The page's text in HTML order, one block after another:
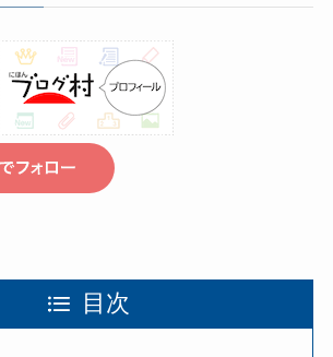
目次